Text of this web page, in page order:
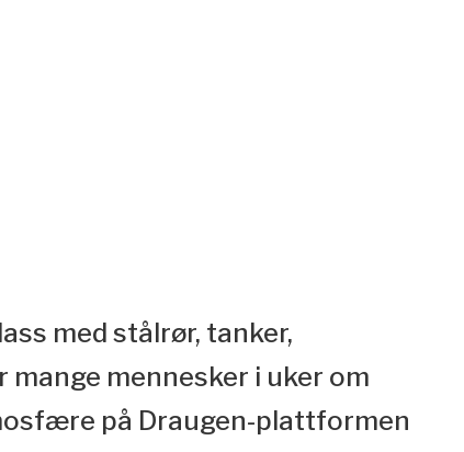
med stålrør, tanker,
mennesker i uker om
på Draugen-plattformen